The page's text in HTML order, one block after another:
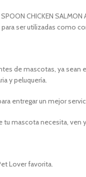
CHICKEN
ser utilizadas como
de mascotas, ya
y peluquería.
entregar un mejor
mascota necesita, ven
Lover favorita.